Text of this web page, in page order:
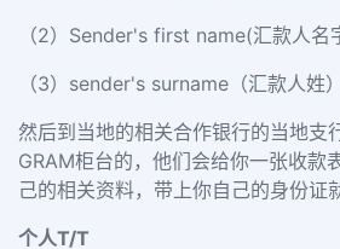
（2）Sender's first name(汇款人名
（3）sender's surname（汇款人姓）
然后到当地的相关合作银行的当地支
GRAM柜台的，他们会给你一张收款
己的相关资料，带上你自己的身份证
个人T/T